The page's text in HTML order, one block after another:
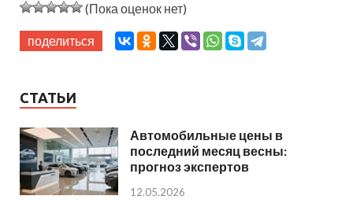
(Пока оценок нет)
поделиться
СТАТЬИ
Автомобильные цены в
последний месяц весны:
прогноз экспертов
12.05.2026